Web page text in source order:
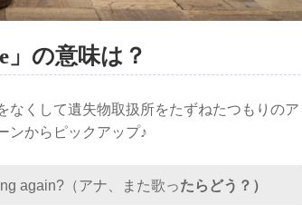
」の意味は？
なくして遺失物取扱所をたずねたつもりのア
ンからピックアップ♪
again?（アナ、また歌ったらどう？）